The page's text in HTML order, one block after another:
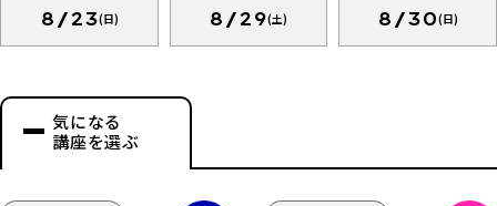
8/23(日) 8/29(土) 8/30(日)
気になる
講座を選ぶ